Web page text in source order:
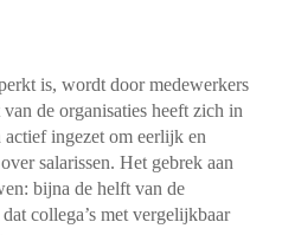
is, wordt door medewerkers
de organisaties heeft zich in
ingezet om eerlijk en
salarissen. Het gebrek aan
bijna de helft van de
collega’s met vergelijkbaar